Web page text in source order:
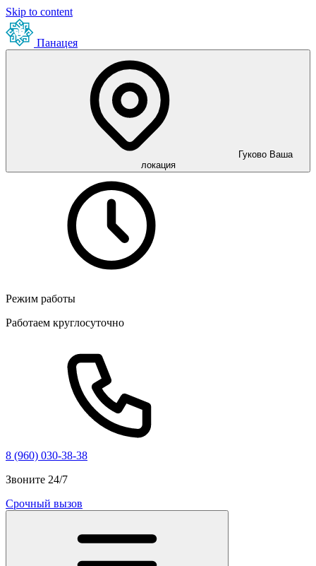
Skip to content
Панацея
Гуково Ваша
локация
Режим работы
Работаем круглосуточно
8 (960) 030-38-38
Звоните 24/7
Срочный вызов